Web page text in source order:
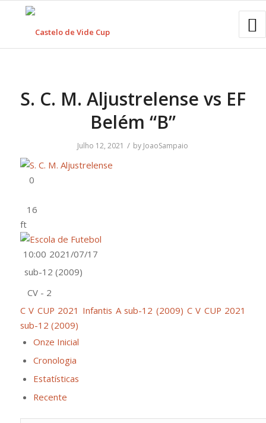
S. C. M. Aljustrelense vs EF
Belém “B”
Julho 12, 2021 / by JoaoSampaio
ft
2021/07/17
10:00
sub-12 (2009)
CV - 2
C V CUP 2021 Infantis A sub-12 (2009) C V CUP 2021
sub-12 (2009)
Onze Inicial
Cronologia
Estatísticas
Recente